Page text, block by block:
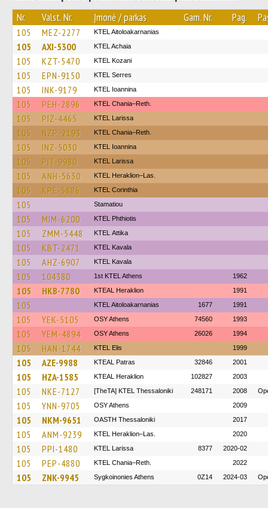
Nr. Valst. Nr. Įmonė / parkas Gam. Nr. Pag.
105 MEZ-2277 KTEL Aitoloakarnanias
105 AXI-5300 KTEL Achaia
105 KZT-5470 ΚΤΕL Kozani
105 EPN-9150 KTEL Serres
105 INK-9179 KTEL Ioannina
105 PEH-2896 KTEL Chania–Reth.
105 PIZ-4465 KTEL Larissa
105 NZP-2193 KTEL Chania–Reth.
105 INZ-5030 KTEL Ioannina
105 PIT-9980 KTEL Larissa
105 ANH-5630 KTEL Heraklion–Las.
105 KPE-5886 KTEL Corinthia
105 Stamatiou
105 MIM-6200 ΚΤΕL Phthiotis
105 ZMM-5448 KΤΕL Αttika
105 KBT-2471 KTEL Kavala
105 AHZ-6907 KTEL Kavala
105 104380 1st KTEL Athens 1962
105 HKB-7780 KTEAL Heraklion 1991
105 KTEL Aitoloakarnanias 1677 1991
105 YEK-5105 OSY Athens 74560 1993
105 YEM-4894 OSY Athens 26026 1994
105 HAN-1744 KTEL Elis 1999
105 AZE-9988 KTEAL Patras 32846 2001
105 HZA-1585 KTEAL Heraklion 102827 2003
105 NKE-7127 [TheTA] KTEL Thessaloniki 248171 2008
105 YNN-9705 OSY Athens 2009
105 NKM-9651 OASTH Thessaloniki 2017
105 ANM-9239 KTEL Heraklion–Las. 2020
105 PPI-1480 KTEL Larissa 8377 2020-02
105 PEP-4880 KTEL Chania–Reth. 2022
105 ZNK-9945 Sygkoinonies Athens 0Z14 2024-03